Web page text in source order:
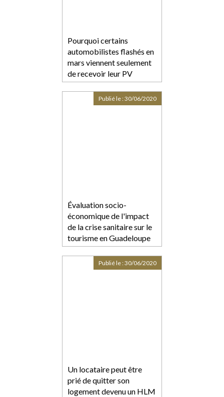
Pourquoi certains
automobilistes flashés en
mars viennent seulement
de recevoir leur PV
Évaluation socio-
économique de l'impact
de la crise sanitaire sur le
tourisme en Guadeloupe
Publié le :30/06/2020
Un locataire peut être
prié de quitter son
logement devenu un HLM
Publié le :30/06/2020